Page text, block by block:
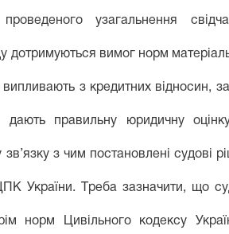
проведеного узагальнення
дотримуються вимог норм
з кредитних відносин,
дають правильну юридичну
зв’язку з чим постановлені
України. Треба зазначити, що
норм Цивільного кодексу